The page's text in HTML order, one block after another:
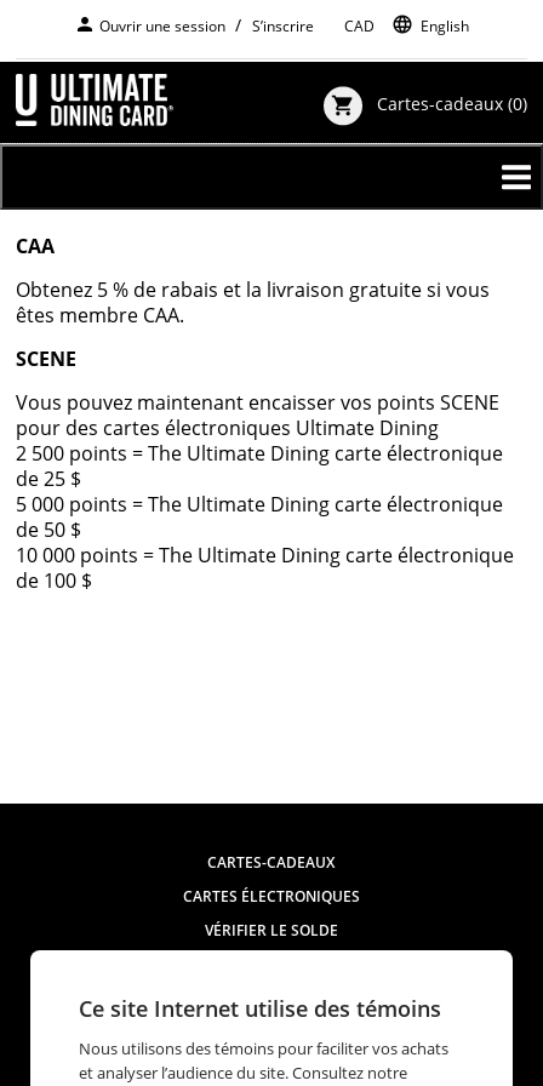
contenu
principal
person Ouvrir une session S’inscrire CAD language English
shopping_cart Cartes-cadeaux (0)
CAA
Obtenez 5 % de rabais et la livraison gratuite si vous
êtes membre CAA.
SCENE
Vous pouvez maintenant encaisser vos points SCENE
pour des cartes électroniques Ultimate Dining
2 500 points = The Ultimate Dining carte électronique
de 25 $
5 000 points = The Ultimate Dining carte électronique
de 50 $
10 000 points = The Ultimate Dining carte électronique
de 100 $
CARTES-CADEAUX
CARTES ÉLECTRONIQUES
VÉRIFIER LE SOLDE
COMMANDES CORPORATIVES
Ce site Internet utilise des témoins
Nous utilisons des témoins pour faciliter vos achats
et analyser l’audience du site. Consultez notre